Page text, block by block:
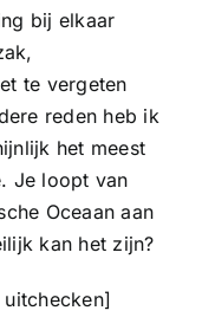
bij elkaar
te vergeten
reden heb ik
het meest
Je loopt van
Oceaan aan
kan het zijn?